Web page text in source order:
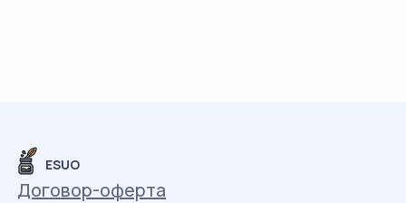
ESUO
Договор-оферта